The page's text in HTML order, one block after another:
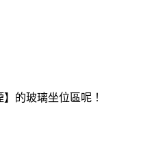
的玻璃坐位區呢！